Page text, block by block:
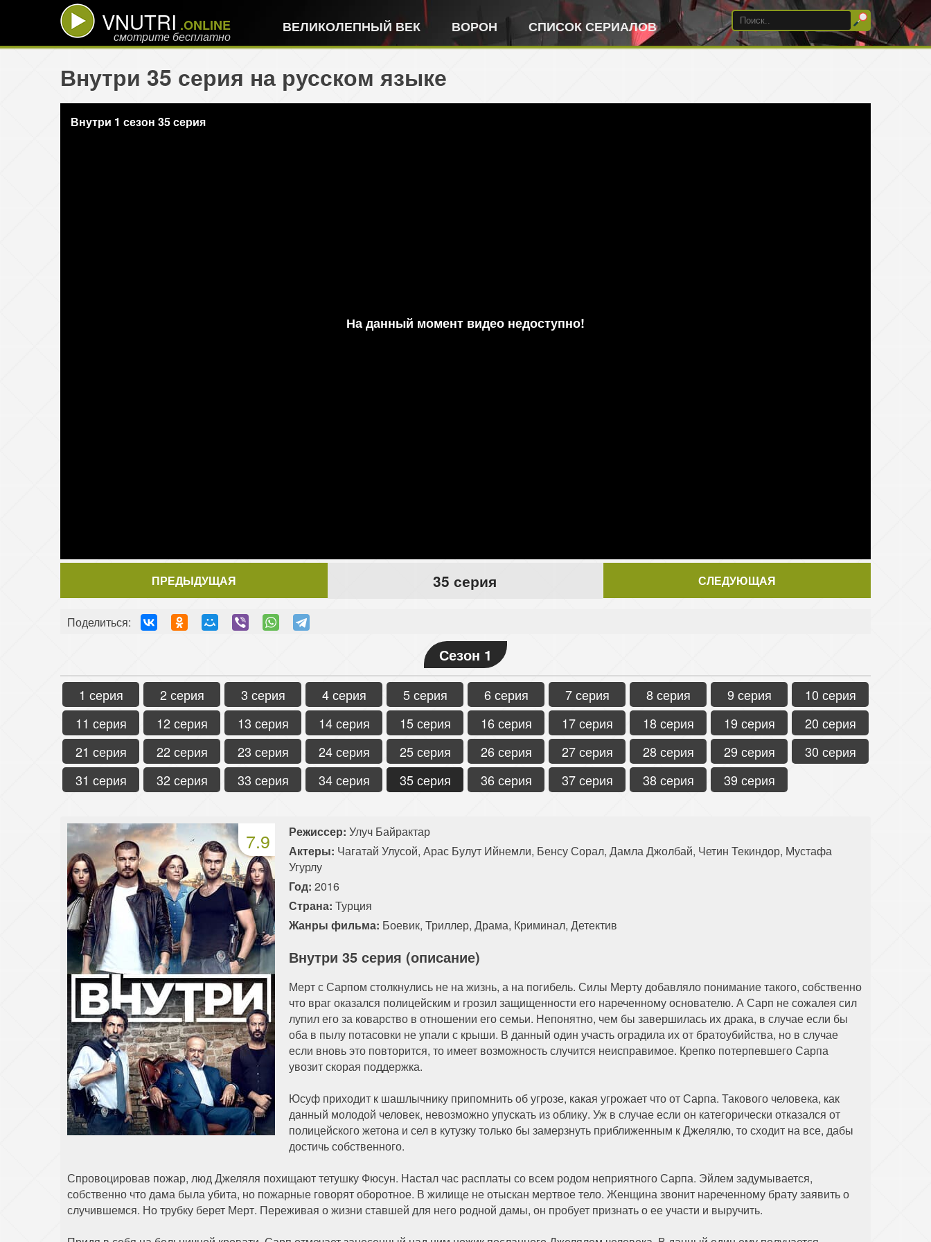
VNUTRI .ONLINE
смотрите бесплатно
ВЕЛИКОЛЕПНЫЙ ВЕК ВОРОН СПИСОК СЕРИАЛОВ
Внутри 35 серия на русском языке
Внутри 1 сезон 35 серия
ПРЕДЫДУЩАЯ 35 серия СЛЕДУЮЩАЯ
Поделиться:
Сезон 1
1 серия 2 серия 3 серия 4 серия 5 серия 6 серия 7 серия 8 серия 9 серия
10 серия
11 серия
12 серия 13 серия 14 серия 15 серия 16 серия 17 серия 18 серия 19 серия
20 серия
21 серия
22 серия 23 серия 24 серия 25 серия 26 серия 27 серия 28 серия 29 серия
30 серия
31 серия
32 серия 33 серия 34 серия 35 серия 36 серия 37 серия 38 серия 39 серия
7.9 Режиссер: Улуч Байрактар
Актеры: Чагатай Улусой, Арас Булут Ийнемли, Бенсу Сорал, Дамла Джолбай, ​Четин Текиндор, Мустафа
Угурлу
Год: 2016
Страна: Турция
Жанры фильма: Боевик, Триллер, Драма, Криминал, Детектив
Внутри 35 серия (описание)
Мерт с Сарпом столкнулись не на жизнь, а на погибель. Силы Мерту добавляло понимание такого, собственно
что враг оказался полицейским и грозил защищенности его нареченному основателю. А Сарп не сожалея сил
лупил его за коварство в отношении его семьи. Непонятно, чем бы завершилась их драка, в случае если бы
оба в пылу потасовки не упали с крыши. В данный один участь оградила их от братоубийства, но в случае
если вновь это повторится, то имеет возможность случится неисправимое. Крепко потерпевшего Сарпа
увозит скорая поддержка.
Юсуф приходит к шашлычнику припомнить об угрозе, какая угрожает что от Сарпа. Такового человека, как
данный молодой человек, невозможно упускать из облику. Уж в случае если он категорически отказался от
полицейского жетона и сел в кутузку только бы замерзнуть приближенным к Джелялю, то сходит на все, дабы
достичь собственного.
Спровоцировав пожар, люд Джеляля похищают тетушку Фюсун. Настал час расплаты со всем родом неприятного Сарпа. Эйлем задумывается,
собственно что дама была убита, но пожарные говорят оборотное. В жилище не отыскан мертвое тело. Женщина звонит нареченному брату заявить о
случившемся. Но трубку берет Мерт. Переживая о жизни ставшей для него родной дамы, он пробует признать о ее участи и выручить.